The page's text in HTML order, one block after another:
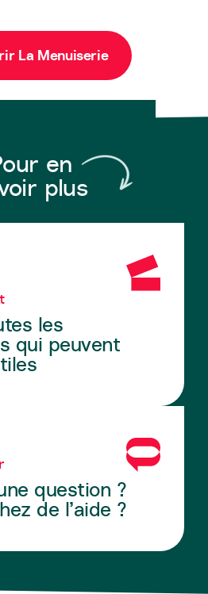
La Menuiserie
en
plus
les
qui peuvent
question ?
de l’aide ?